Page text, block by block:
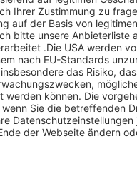
Auktion gewinnen, dann
verpflichtet.
bevor Sie für das
Verkäufer in